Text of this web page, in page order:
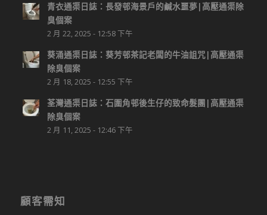
青衣通渠日誌：長發邨海景戶的鹹水噩夢|高壓通渠除
臭個案
2 月 22, 2025 - 12:58 下午
葵涌通渠日誌：葵芳邨茶記老闆的牛油詛咒|高壓通渠
除臭個案
2 月 18, 2025 - 12:55 下午
荃灣通渠日誌：石圍角邨後生仔的致命髮團|高壓通渠
除臭個案
2 月 11, 2025 - 12:46 下午
顧客需知